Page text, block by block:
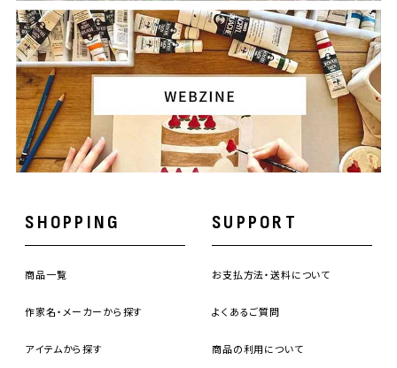
SHOPPING
商品一覧
作家名・メーカーから探す
アイテムから探す
SUPPORT
お支払方法・送料について
よくあるご質問
商品の利用について